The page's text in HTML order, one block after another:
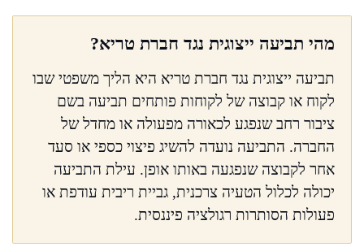
מהי תביעה ייצוגית נגד חברת טריא?
תביעה ייצוגית נגד חברת טריא היא הליך משפטי שבו
לקוח או קבוצה של לקוחות פותחים תביעה בשם
ציבור רחב שנפגע לכאורה מפעולה או מחדל של
החברה. התביעה נועדה להשיג פיצוי כספי או סעד
אחר לקבוצה שנפגעה באותו אופן. עילת התביעה
יכולה לכלול הטעיה צרכנית, גביית ריבית עודפת או
פעולות הסותרות רגולציה פיננסית.